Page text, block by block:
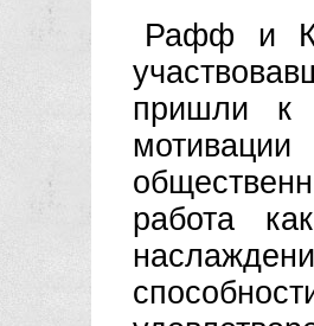
Рафф и
пришли к
работа